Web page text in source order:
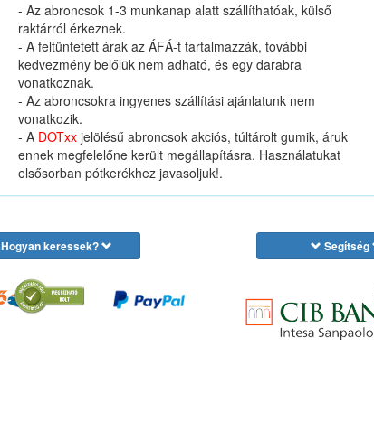
- Az abroncsok 1-3 munkanap alatt szállíthatóak, külső
raktárról érkeznek.
- A feltüntetett árak az ÁFÁ-t tartalmazzák, további
kedvezmény belőlük nem adható, és egy darabra
vonatkoznak.
- Az abroncsokra ingyenes szállítási ajánlatunk nem
vonatkozik.
- A DOTxx jelölésű abroncsok akciós, túltárolt gumik, áruk
ennek megfelelőne került megállapításra. Használatukat
elsősorban pótkerékhez javasoljuk!.
Hogyan keressek? Segítség